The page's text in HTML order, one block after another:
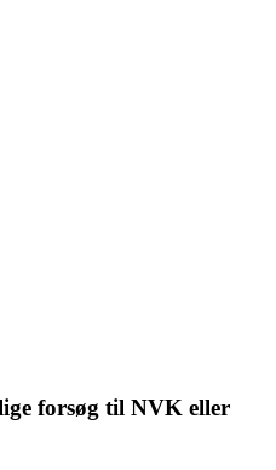
forsøg til NVK eller